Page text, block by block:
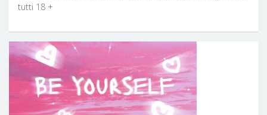
tutti 18 +